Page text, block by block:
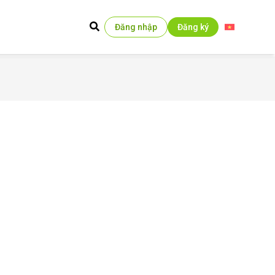
Đăng nhập Đăng ký